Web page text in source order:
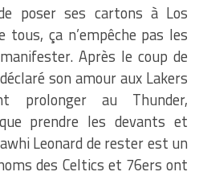
poser ses cartons à Los
tous, ça n’empêche pas les
Après le coup de
son amour aux Lakers
prolonger au Thunder,
prendre les devants et
Leonard de rester est un
des Celtics et 76ers ont